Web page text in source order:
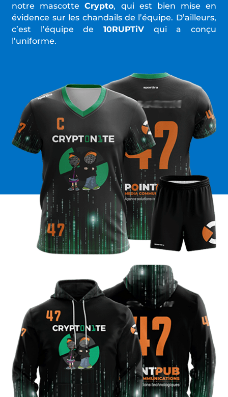
notre mascotteCrypto, qui est bien mise en
évidence sur les chandails de l’équipe. D’ailleurs,
c’est l’équipe de 10RUPTiV qui a conçu
l’uniforme.